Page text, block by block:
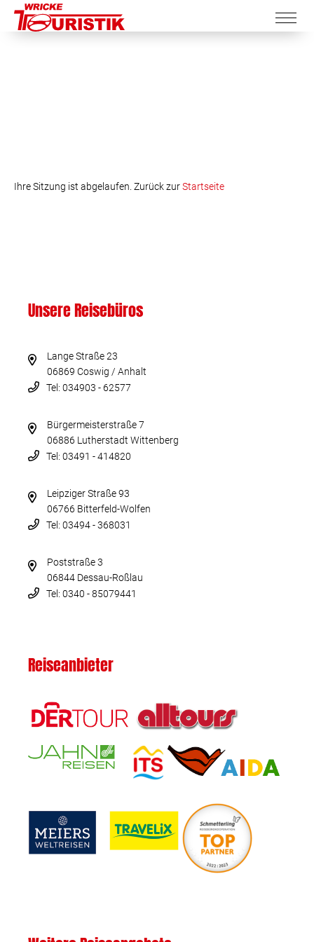
Ihre Sitzung ist abgelaufen. Zurück zurStartseite
Unsere Reisebüros
Lange Straße 23
06869 Coswig / Anhalt
Tel: 034903 - 62577
Bürgermeisterstraße 7
06886 Lutherstadt Wittenberg
Tel: 03491 - 414820
Leipziger Straße 93
06766 Bitterfeld-Wolfen
Tel: 03494 - 368031
Poststraße 3
06844 Dessau-Roßlau
Tel: 0340 - 85079441
Reiseanbieter